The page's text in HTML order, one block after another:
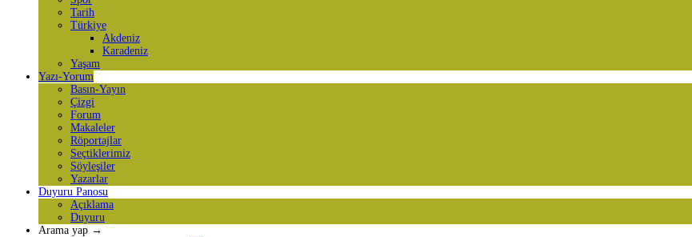
Tarih
Türkiye
Akdeniz
Karadeniz
Yaşam
Yazı-Yorum
Basın-Yayın
Çizgi
Forum
Makaleler
Röportajlar
Seçtiklerimiz
Söyleşiler
Yazarlar
Duyuru Panosu
Açıklama
Duyuru
Arama yap →